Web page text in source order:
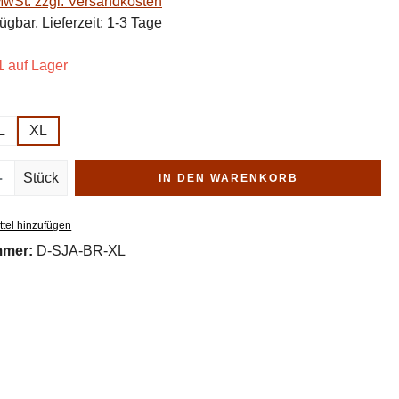
Lieferzeit: 1-3 Tage
auf Lager
L XL
Anzahl: Gib den gewünschten Wert ein
Stück IN DEN WARENKORB
hinzufügen
D-SJA-BR-XL